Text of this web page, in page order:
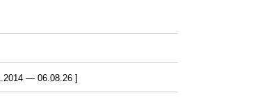
— 06.08.26 ]